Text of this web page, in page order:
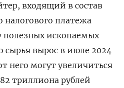
входящий в состав
налогового платежа
полезных ископаемых
вырос в июле 2024
него могут увеличиться
триллиона рублей